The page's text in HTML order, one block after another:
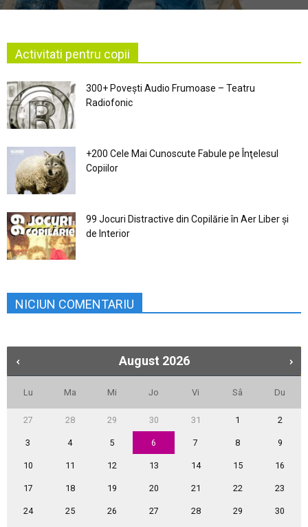
Activitati pentru copii
300+ Povești Audio Frumoase – Teatru
Radiofonic
+200 Cele Mai Cunoscute Fabule pe Înţelesul
Copiilor
99 Jocuri Distractive din Copilărie în Aer Liber şi
de Interior
NICIUN COMENTARIU
August 2026
Lu Ma Mi Jo Vi Sâ Du
27 28 29 30 31 1 2
3 4 5 6 7 8 9
10 11 12 13 14 15 16
17 18 19 20 21 22 23
24 25 26 27 28 29 30